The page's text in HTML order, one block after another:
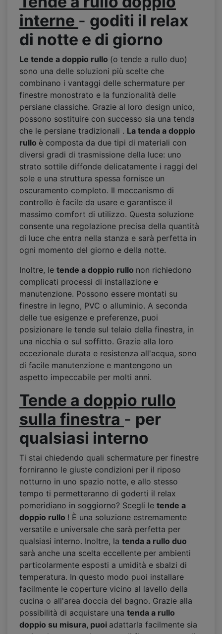
interne - goditi il relax
di notte e di giorno
Le tende a doppio rullo (o tende a rullo duo)
sono una delle soluzioni più scelte che
combinano i vantaggi delle schermature per
finestre monostrato e la funzionalità delle
persiane classiche. Grazie al loro design unico,
possono sostituire con successo sia una tenda
che le persiane tradizionali . La tenda a doppio
rullo è composta da due tipi di materiali con
diversi gradi di trasmissione della luce: uno
strato sottile diffonde delicatamente i raggi del
sole e una struttura spessa fornisce un
oscuramento completo. Il meccanismo di
controllo è facile da usare e garantisce il
massimo comfort di utilizzo. Questa soluzione
consente una regolazione precisa della quantità
di luce che entra nella stanza e sarà perfetta in
ogni momento del giorno e della notte.
Inoltre, le tende a doppio rullo non richiedono
complicati processi di installazione e
manutenzione. Possono essere montati su
finestre in legno, PVC o alluminio. A seconda
delle tue esigenze e preferenze, puoi
posizionare le tende sul telaio della finestra, in
una nicchia o sul soffitto. Grazie alla loro
eccezionale durata e resistenza all'acqua, sono
di facile manutenzione e mantengono un
aspetto impeccabile per molti anni.
Tende a doppio rullo
sulla finestra - per
qualsiasi interno
Ti stai chiedendo quali schermature per finestre
forniranno le giuste condizioni per il riposo
notturno in uno spazio notte, e allo stesso
tempo ti permetteranno di goderti il relax
pomeridiano in soggiorno? Scegli le tende a
doppio rullo ! È una soluzione estremamente
versatile e universale che sarà perfetta per
qualsiasi interno. Inoltre, la tenda a rullo duo
sarà anche una scelta eccellente per ambienti
particolarmente esposti a umidità e sbalzi di
temperatura. In questo modo puoi installare
facilmente le coperture vicino al lavello della
cucina o all'area doccia del bagno. Grazie alla
possibilità di acquistare una tenda a rullo
doppio su misura, puoi adattarla facilmente sia